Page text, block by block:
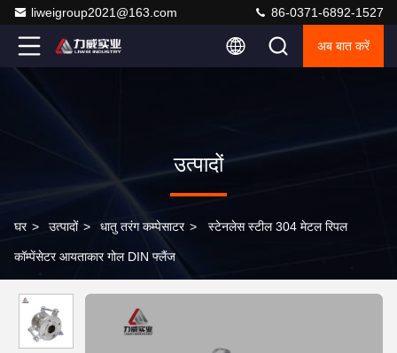
liweigroup2021@163.com 86-0371-6892-1527
अब बात करें
उत्पादों
घर > उत्पादों > धातु तरंग कम्पेसाटर > स्टेनलेस स्टील 304 मेटल रिपल
कॉम्पेंसेटर आयताकार गोल DIN फ्लैंज